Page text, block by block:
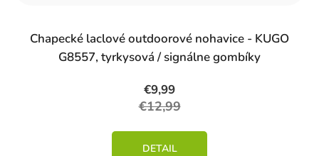
Chapecké laclové outdoorové nohavice - KUGO
G8557, tyrkysová / signálne gombíky
€9,99
€12,99
DETAIL